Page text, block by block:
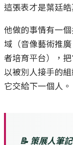
這張表才是葉廷
他做的事情有一
域（音像藝術推
者培育平台），
以被別人接手的
它交給下一個人。
📝 策展人筆記